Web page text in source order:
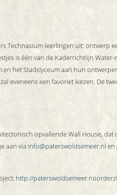
Technasium-leerlingen uit: ontwerp
is één van de Kaderrichtlijn
het Stadslyceum aan hun
eveneens een favoriet kiezen. De
opvallende Wall House, dat
aan via info@paterswoldsemeer.nl en
http://